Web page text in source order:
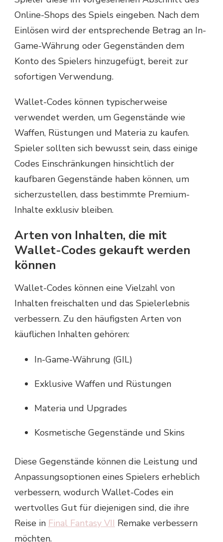
Online-Shops des Spiels eingeben. Nach dem
Einlösen wird der entsprechende Betrag an In-
Game-Währung oder Gegenständen dem
Konto des Spielers hinzugefügt, bereit zur
sofortigen Verwendung.
Wallet-Codes können typischerweise
verwendet werden, um Gegenstände wie
Waffen, Rüstungen und Materia zu kaufen.
Spieler sollten sich bewusst sein, dass einige
Codes Einschränkungen hinsichtlich der
kaufbaren Gegenstände haben können, um
sicherzustellen, dass bestimmte Premium-
Inhalte exklusiv bleiben.
Arten von Inhalten, die mit
Wallet-Codes gekauft werden
können
Wallet-Codes können eine Vielzahl von
Inhalten freischalten und das Spielerlebnis
verbessern. Zu den häufigsten Arten von
käuflichen Inhalten gehören:
In-Game-Währung (GIL)
Exklusive Waffen und Rüstungen
Materia und Upgrades
Kosmetische Gegenstände und Skins
Diese Gegenstände können die Leistung und
Anpassungsoptionen eines Spielers erheblich
verbessern, wodurch Wallet-Codes ein
wertvolles Gut für diejenigen sind, die ihre
Reise in Final Fantasy VII Remake verbessern
möchten.